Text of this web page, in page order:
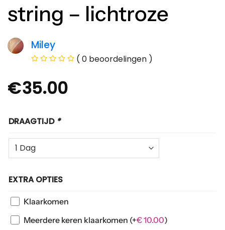
string – lichtroze
Miley
( 0 beoordelingen )
€35.00
DRAAGTIJD *
EXTRA OPTIES
Klaarkomen
Meerdere keren klaarkomen (+€10.00)